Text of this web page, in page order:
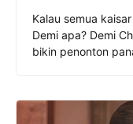
Kalau semua
Demi apa? Demi
bikin penonton